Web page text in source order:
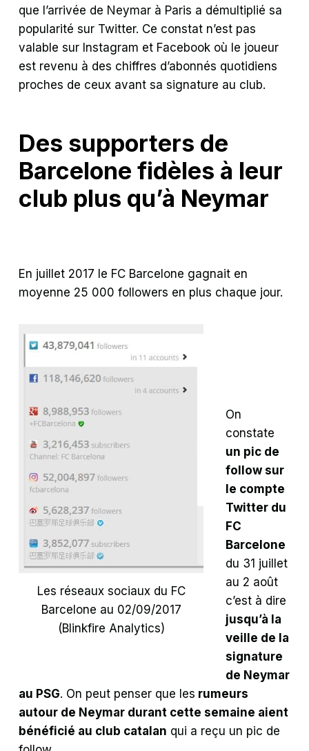
que l’arrivée de Neymar à Paris a démultiplié sa
popularité sur Twitter. Ce constat n’est pas
valable sur Instagram et Facebook où le joueur
est revenu à des chiffres d’abonnés quotidiens
proches de ceux avant sa signature au club.
Des supporters de
Barcelone fidèles à leur
club plus qu’à Neymar
En juillet 2017 le FC Barcelone gagnait en
moyenne 25 000 followers en plus chaque jour.
Les réseaux sociaux du FC
Barcelone au 02/09/2017
(Blinkfire Analytics)
On
constate
un pic de
follow sur
le compte
Twitter du
FC
Barcelone
du 31 juillet
au 2 août
c’est à dire
jusqu’à la
veille de la
signature
de Neymar
au PSG. On peut penser que les rumeurs
autour de Neymar durant cette semaine aient
bénéficié au club catalan qui a reçu un pic de